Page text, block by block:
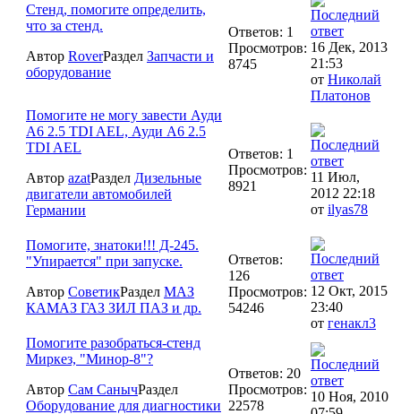
Стенд, помогите определить,
что за стенд.
Автор RoverРаздел Запчасти и
оборудование
Ответов: 1
Просмотров:
8745
16 Дек, 2013
21:53
от Николай
Платонов
Помогите не могу завести Ауди
А6 2.5 TDI AEL, Ауди А6 2.5
TDI AEL
Автор azatРаздел Дизельные
двигатели автомобилей
Германии
Ответов: 1
Просмотров:
8921
11 Июл,
2012 22:18
от ilyas78
Помогите, знатоки!!! Д-245.
"Упирается" при запуске.
Автор СоветикРаздел МАЗ
КАМАЗ ГАЗ ЗИЛ ПАЗ и др.
Ответов:
126
Просмотров:
54246
12 Окт, 2015
23:40
от генакл3
Помогите разобраться-стенд
Миркез, "Минор-8"?
Автор Сам СанычРаздел
Оборудование для диагностики
Ответов: 20
Просмотров:
22578
10 Ноя, 2010